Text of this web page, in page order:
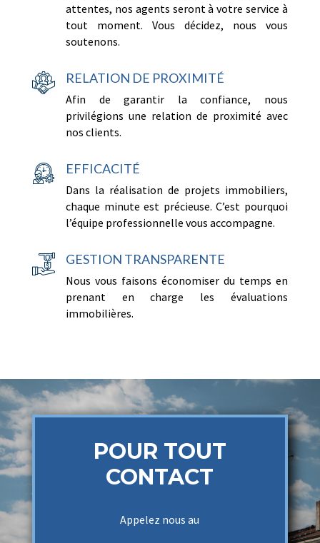
attentes, nos agents seront à votre service à
tout moment. Vous décidez, nous vous
soutenons.
RELATION DE PROXIMITÉ
Afin de garantir la confiance, nous
privilégions une relation de proximité avec
nos clients.
EFFICACITÉ
Dans la réalisation de projets immobiliers,
chaque minute est précieuse. C’est pourquoi
l’équipe professionnelle vous accompagne.
GESTION TRANSPARENTE
Nous vous faisons économiser du temps en
prenant en charge les évaluations
immobilières.
POUR TOUT
CONTACT
Appelez nous au